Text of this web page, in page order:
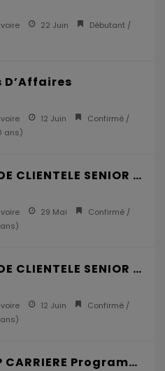
22 Juin
Débutant /
12 Juin
Confirmé /
ans)
01 CHARGE DE CLIENTELE SENIOR PME H/F
29 Mai
Confirmé /
)
01 CHARGE DE CLIENTELE SENIOR PME H/F
12 Juin
Confirmé /
)
BOA-CI CAP CARRIERE Programme de stage 2026